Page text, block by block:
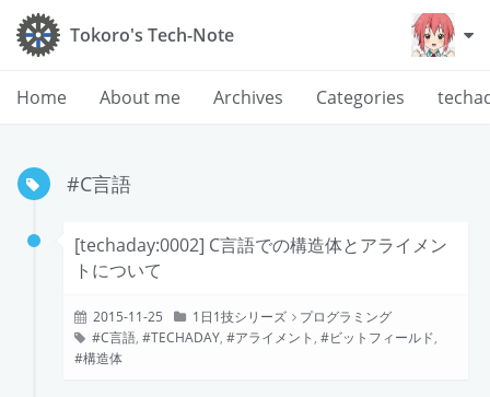
Tokoro's Tech-Note
Home About me Archives Categories
#C言語
[techaday:0002] C言語での構造体とアライメン
トについて
2015-11-25 1日1技シリーズ
プログラミング
C言語, TECHADAY, アライメント , ビットフィールド,
構造体